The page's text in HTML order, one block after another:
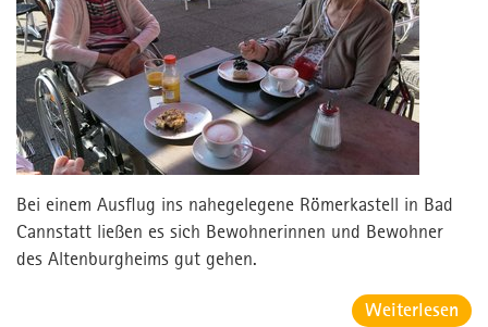
Bei einem Ausflug ins nahegelegene Römerkastell in Bad
Cannstatt ließen es sich Bewohnerinnen und Bewohner
des Altenburgheims gut gehen.
Weiterlesen